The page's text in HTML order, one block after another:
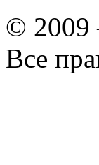
© 2009
Все